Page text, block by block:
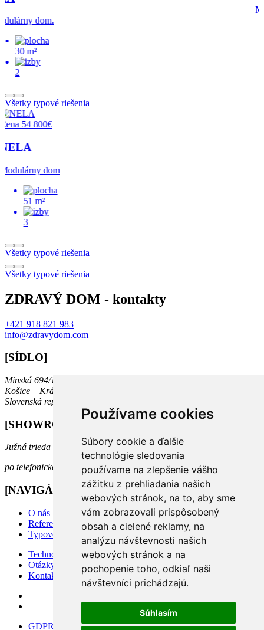
Používame cookies
Súbory cookie a ďalšie
technológie sledovania
používame na zlepšenie vášho
zážitku z prehliadania našich
webových stránok, na to, aby sme
vám zobrazovali prispôsobený
obsah a cielené reklamy, na
analýzu návštevnosti našich
webových stránok a na
pochopenie toho, odkiaľ naši
návštevníci prichádzajú.
Súhlasím
Všetky typové riešenia
Všetky typové riešenia
Všetky typové riešenia
ZDRAVÝ DOM - kontakty
+421 918 821 983
info@zdravydom.com
[SÍDLO]
Minská 694/10
Košice – Krásna, 040 18
Slovenská republika
[SHOWROOM]
Južná trieda 74, Košice
po telefonickom dohovore
[NAVIGÁCIA]
O nás
Referencie
Typové riešenia
Technológia
Otázky a odpovede
Kontakt
GDPR